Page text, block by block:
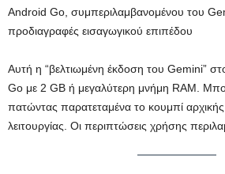
Android Go, συμπεριλαμβανομένου του
προδιαγραφές εισαγωγικού επιπέδου
Αυτή η “βελτιωμένη έκδοση του Gemini”
Go με 2 GB ή μεγαλύτερη μνήμη RAM.
πατώντας παρατεταμένα το κουμπί
λειτουργίας. Οι περιπτώσεις χρήσης